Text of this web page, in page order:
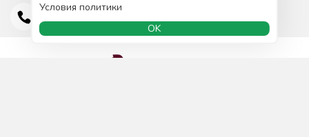
Условия политики
OK